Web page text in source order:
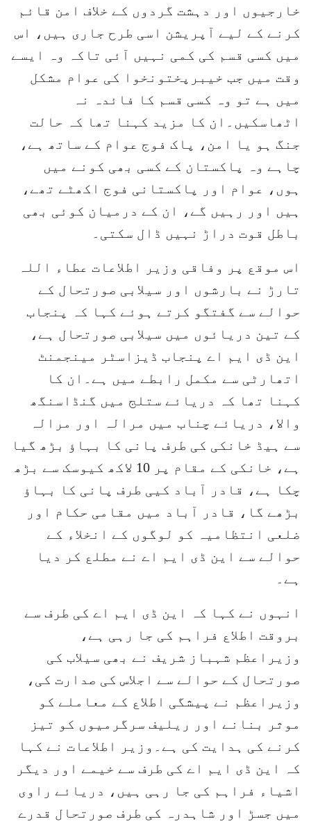
خارجیوں اور دہشت گردوں کے خلاف امن قائم
کرنے کے لیے آپریشن اسی طرح جاری ہیں، اس
میں کسی قسم کی کمی نہیں آئی تاکہ وہ ایسے
وقت میں جب خیبرپختونخوا کی عوام مشکل
میں ہے تو وہ کسی قسم کا فائدہ نہ
اٹھاسکیں۔ان کا مزید کہنا تھا کہ حالت
جنگ ہو یا امن، پاک فوج عوام کے ساتھ ہے،
چاہے وہ پاکستان کے کسی بھی کونے میں
ہوں، عوام اور پاکستانی فوج اکھٹے تھے،
ہیں اور رہیں گے، ان کے درمیان کوئی بھی
باطل قوت دراڑ نہیں ڈال سکتی۔
اس موقع پر وفاقی وزیر اطلاعات عطاء اللہ
تارڑ نے بارشوں اور سیلابی صورتحال کے
حوالے سے گفتگو کرتے ہوئے کہا کہ پنجاب
کے تین دریائوں میں سیلابی صورتحال ہے،
این ڈی ایم اے پنجاب ڈیزاسٹر مینجمنٹ
اتھارٹی سے مکمل رابطے میں ہے۔ان کا
کہنا تھا کہ دریائے ستلج میں گنڈاسنگھ
والا، دریائے چناب میں مرالہ اور مرالہ
سے ہیڈ خانکی کی طرف پانی کا بہاؤ بڑھ گیا
ہے، خانکی کے مقام پر 10 لاکھ کیوسک سے بڑھ
چکا ہے، قادر آباد کیی طرف پانی کا بہاؤ
بڑھے گا، قادر آباد میں مقامی حکام اور
ضلعی انتظامیہ کو لوگوں کے انخلاء کے
حوالے سے این ڈی ایم اے نے مطلع کر دیا
ہے۔
انہوں نے کہا کہ این ڈی ایم اے کی طرف سے
بروقت اطلاع فراہم کی جا رہی ہے،
وزیراعظم شہباز شریف نے بھی سیلاب کی
صورتحال کے حوالے سے اجلاس کی صدارت کی،
وزیراعظم نے پیشگی اطلاع کے معاملے کو
موثر بنانے اور ریلیف سرگرمیوں کو تیز
کرنے کی ہدایت کی ہے۔وزیر اطلاعات نے کہا
کہ این ڈی ایم اے کی طرف سے خیمے اور دیگر
اشیاء فراہم کی جا رہی ہیں، دریائے راوی
میں جسڑ اور شاہدرہ کی طرف صورتحال قدرے